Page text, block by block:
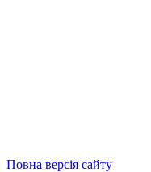
Повна версія сайту